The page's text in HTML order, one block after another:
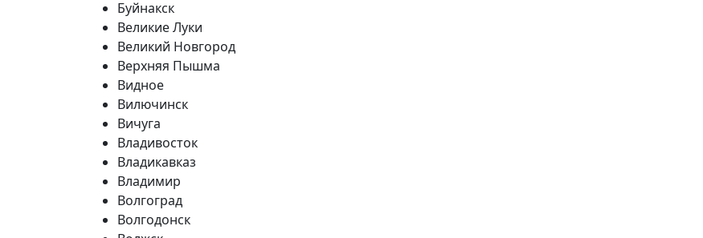
Буйнакск
Великие Луки
Великий Новгород
Верхняя Пышма
Видное
Вилючинск
Вичуга
Владивосток
Владикавказ
Владимир
Волгоград
Волгодонск